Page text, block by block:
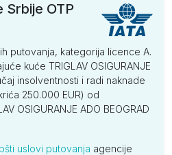
Srbije OTP
putovanja, kategorija licence A.
kuće TRIGLAV OSIGURANJE
insolventnosti i radi naknade
250.000 EUR) od
OSIGURANJE ADO BEOGRAD
uslovi putovanja agencije